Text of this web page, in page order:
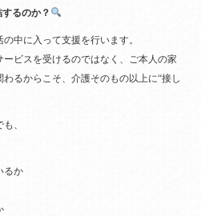
るのか？
中に入って支援を行います。
ビスを受けるのではなく、ご本人の家
るからこそ、介護そのもの以上に“接し
、
るか